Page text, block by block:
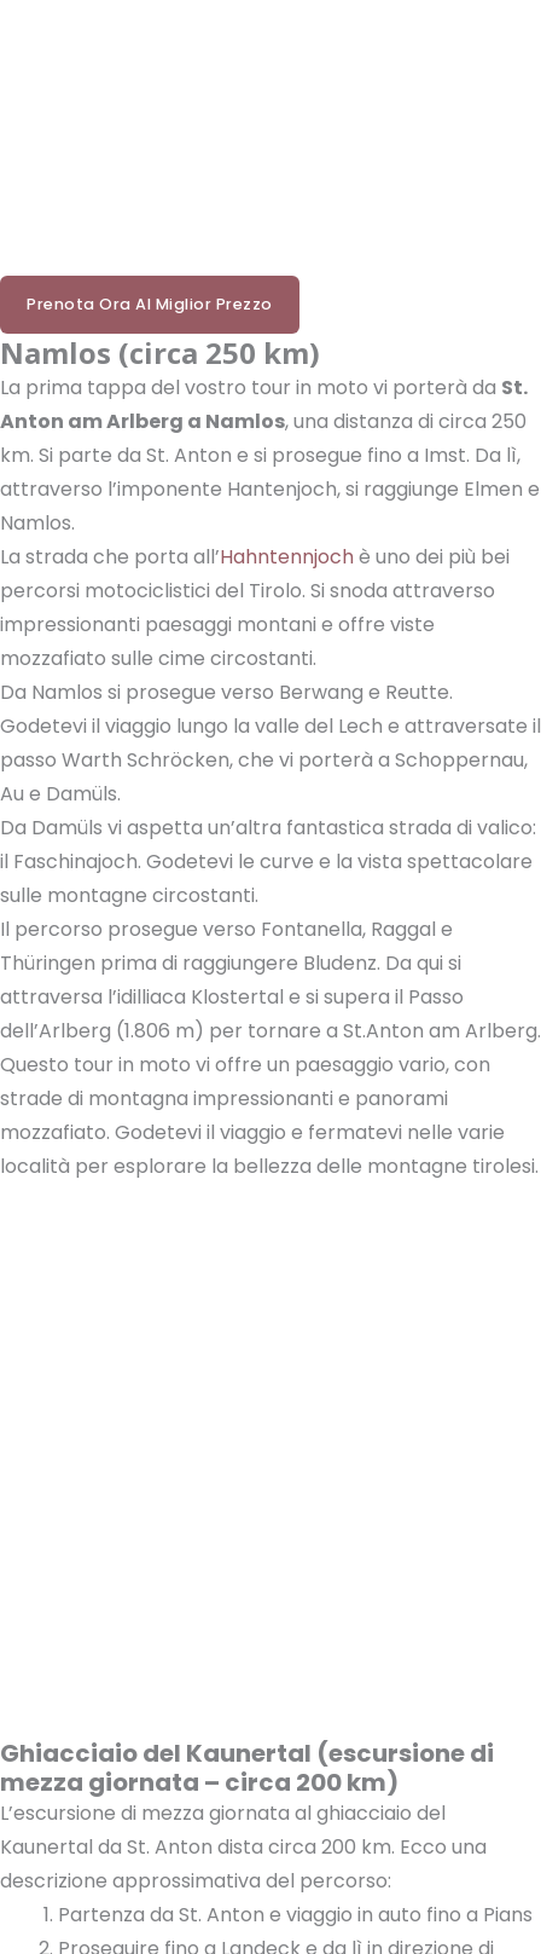
Prenota Ora Al Miglior Prezzo
Namlos (circa 250 km)
La prima tappa del vostro tour in moto vi porterà da St.
Anton am Arlberg a Namlos, una distanza di circa 250
km. Si parte da St. Anton e si prosegue fino a Imst. Da lì,
attraverso l’imponente Hantenjoch, si raggiunge Elmen e
Namlos.
La strada che porta all’Hahntennjoch è uno dei più bei
percorsi motociclistici del Tirolo. Si snoda attraverso
impressionanti paesaggi montani e offre viste
mozzafiato sulle cime circostanti.
Da Namlos si prosegue verso Berwang e Reutte.
Godetevi il viaggio lungo la valle del Lech e attraversate il
passo Warth Schröcken, che vi porterà a Schoppernau,
Au e Damüls.
Da Damüls vi aspetta un’altra fantastica strada di valico:
il Faschinajoch. Godetevi le curve e la vista spettacolare
sulle montagne circostanti.
Il percorso prosegue verso Fontanella, Raggal e
Thüringen prima di raggiungere Bludenz. Da qui si
attraversa l’idilliaca Klostertal e si supera il Passo
dell’Arlberg (1.806 m) per tornare a St.Anton am Arlberg.
Questo tour in moto vi offre un paesaggio vario, con
strade di montagna impressionanti e panorami
mozzafiato. Godetevi il viaggio e fermatevi nelle varie
località per esplorare la bellezza delle montagne tirolesi.
Ghiacciaio del Kaunertal (escursione di
mezza giornata – circa 200 km)
L’escursione di mezza giornata al ghiacciaio del
Kaunertal da St. Anton dista circa 200 km. Ecco una
descrizione approssimativa del percorso:
Partenza da St. Anton e viaggio in auto fino a Pians